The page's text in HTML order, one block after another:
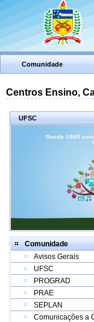
Comunidade
Centros Ensino,
UFSC
Comunidade
Avisos Gerais
UFSC
PROGRAD
PRAE
SEPLAN
Comunicações a